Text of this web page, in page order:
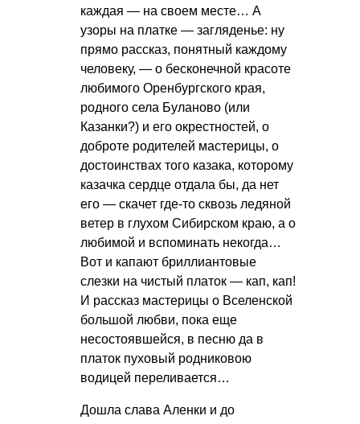
каждая — на своем месте… А
узоры на платке — загляденье: ну
прямо рассказ, понятный каждому
человеку, — о бесконечной красоте
любимого Оренбургского края,
родного села Буланово (или
Казанки?) и его окрестностей, о
доброте родителей мастерицы, о
достоинствах того казака, которому
казачка сердце отдала бы, да нет
его — скачет где-то сквозь ледяной
ветер в глухом Сибирском краю, а о
любимой и вспоминать некогда…
Вот и капают бриллиантовые
слезки на чистый платок — кап, кап!
И рассказ мастерицы о Вселенской
большой любви, пока еще
несостоявшейся, в песню да в
платок пуховый родниковою
водицей переливается…
Дошла слава Аленки и до